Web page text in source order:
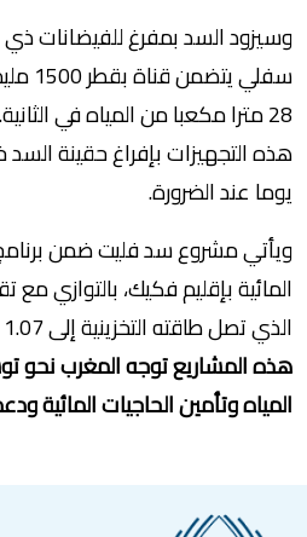
وسيزود السد بمفرغ للفيضانات
سفلي
28 مترا مكعبا من المياه في
يوما عند الضرورة.
ويأتي مشروع سد فليت ضمن
المائية بإقليم فكيك، بالتوازي
الذي تصل طاقته التخزينية إلى 1.07 مليار متر مكعب.
هذه المشاريع توجه المغرب نحو
المياه وتأمين الحاجيات المائية